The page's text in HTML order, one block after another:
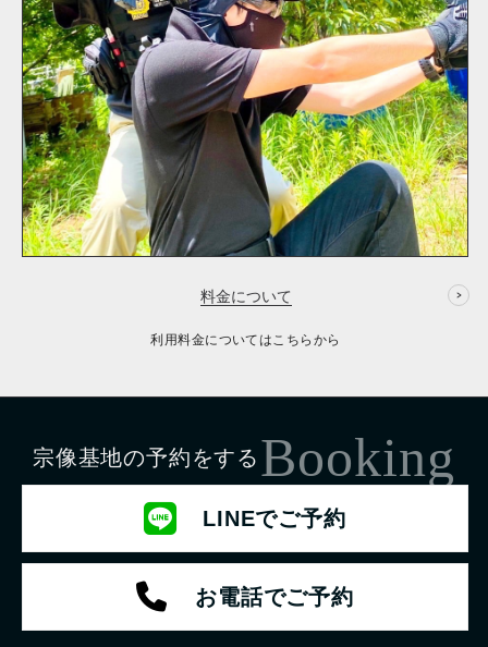
料金について
利用料金についてはこちらから
Booking
宗像基地の予約をする
LINEでご予約
お電話でご予約